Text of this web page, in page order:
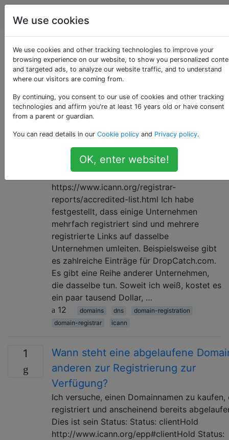
Webmaster
Als «icann» getaggte
Fragen
2
Warum werden in der ICANN-
Registrar-Liste mehrere Varianten
desselben Unternehmens
angezeigt?
Beim Durchsuchen der ICANN-Liste der
akkreditierten Registrare:
https://www.icann.org/registrar-
reports/accredited-list.html Ich habe
festgestellt, dass einige Unternehmen
mehrfach registriert sind und mehrere
registrierte Links auf dasselbe
Unternehmen umleiten. Beispielsweise gibt
es zahlreiche Einträge für DropCatch.com.
Es gibt eine Reihe anderer Unternehmen,
die dasselbe tun. Soweit ich weiß, kostet es
ein paar tausend Dollar, …
12
domains dns
domain-registration
domain-registrar
icann
1
Wann steht eine abgelaufene
anderen zur Registrierung zur
Verfügung?
Ich versuche, einen Domainnamen zu kaufen,
registriert und anscheinend bereits
Dies ist sein Status: Status: clientHold
http://www.icann.org/epp#clientHold Status:
We use cookies
We use cookies and other tracking technologies to improve your
browsing experience on our website, to show you personalized
and targeted ads, to analyze our website traffic, and to understand
where our visitors are coming from.
By continuing, you consent to our use of cookies and other tracking
technologies and affirm you're at least 16 years old or have consent
from a parent or guardian.
You can read details in our Cookie policy and Privacy policy.
OK, enter website!